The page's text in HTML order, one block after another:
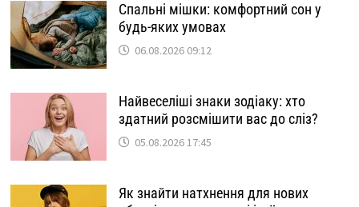
Спальні мішки: комфортний сон у
будь-яких умовах
06.08.2026 09:12
Найвеселіші знаки зодіаку: хто
здатний розсмішити вас до сліз?
05.08.2026 17:45
Як знайти натхнення для нових